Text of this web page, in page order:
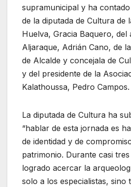
supramunicipal y ha
de la diputada de Cultura de
Huelva, Gracia Baquero, del
Aljaraque, Adrián Cano, de
de Alcalde y concejala de
y del presidente de la
Kalathoussa, Pedro Campos.
La diputada de Cultura ha
“hablar de esta jornada es
de identidad y de
patrimonio. Durante casi
logrado acercar la
solo a los especialistas, sino